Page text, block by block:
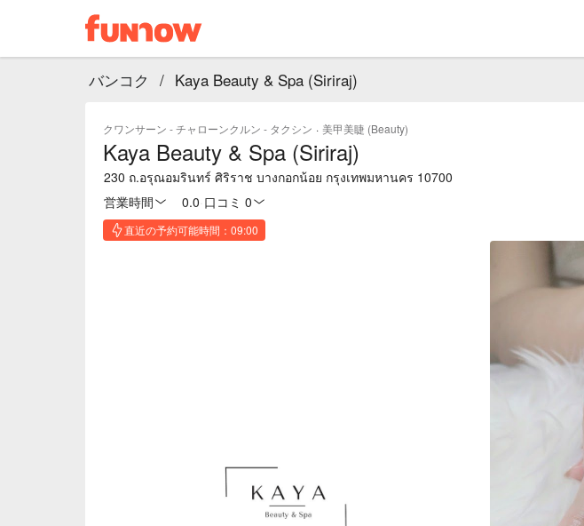
バンコク / Kaya Beauty & Spa (Siriraj)
クワンサーン - チャローンクルン - タクシン · 美甲美睫 (Beauty)
Kaya Beauty & Spa (Siriraj)
230 ถ.อรุณอมรินทร์ ศิริราช บางกอกน้อย กรุงเทพมหานคร 10700
営業時間
0.0 口コミ 0
直近の予約可能時間：09:00